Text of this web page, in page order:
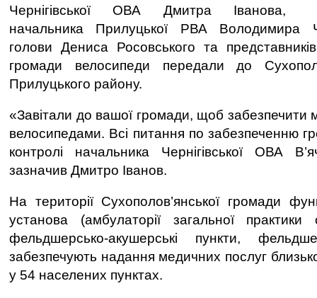
Чернігівської ОВА Дмитра Іванова,
начальника Прилуцької РВА Володимира
голови Дениса Росовського та
громади велосипеди передали до
Прилуцького району.
«Завітали до вашої громади, щоб забезпечити
велосипедами. Всі питання по забезпеченню
контролі начальника Чернігівської ОВА
зазначив Дмитро Іванов.
На території Сухополов’янської громади
установа (амбулаторії загальної практики
фельдшерсько-акушерські пункти,
забезпечують надання медичних послуг
у 54 населених пунктах.